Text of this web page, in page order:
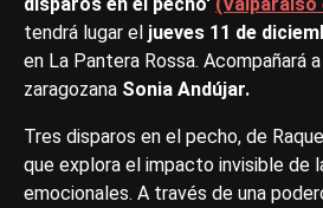
tendrá lugar el jueves 11 de
en La Pantera Rossa. Acompañará
zaragozana Sonia Andújar.
Tres disparos en el pecho, de
que explora el impacto invisible de
emocionales. A través de una